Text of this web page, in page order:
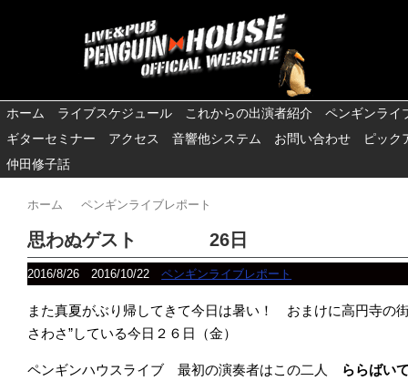
ホーム ライブスケジュール これからの出演者紹介
ペンギンライ
ギターセミナー
アクセス 音響他システム お問い合わせ
ピック
仲田修子話
ホーム ペンギンライブレポート
思わぬゲスト 26日
2016/8/26 2016/10/22 ペンギンライブレポート
また真夏がぶり帰してきて今日は暑い！ おまけに高円寺の
さわさ”している今日２６日（金）
ペンギンハウスライブ 最初の演奏者はこの二人 ららばい